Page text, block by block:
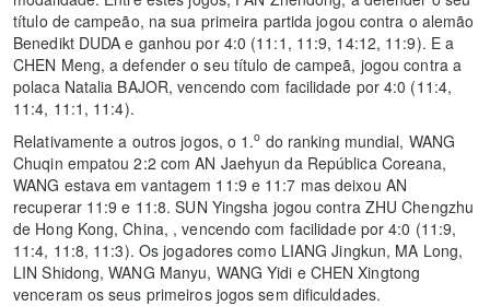
título de campeão, na sua primeira partida jogou contra o alemão
Benedikt DUDA e ganhou por 4:0 (11:1, 11:9, 14:12, 11:9). E a
CHEN Meng, a defender o seu título de campeã, jogou contra a
polaca Natalia BAJOR, vencendo com facilidade por 4:0 (11:4,
11:4, 11:1, 11:4).
Relativamente a outros jogos, o 1.o do ranking mundial, WANG
Chuqin empatou 2:2 com AN Jaehyun da República Coreana,
WANG estava em vantagem 11:9 e 11:7 mas deixou AN
recuperar 11:9 e 11:8. SUN Yingsha jogou contra ZHU Chengzhu
de Hong Kong, China, , vencendo com facilidade por 4:0 (11:9,
11:4, 11:8, 11:3). Os jogadores como LIANG Jingkun, MA Long,
LIN Shidong, WANG Manyu, WANG Yidi e CHEN Xingtong
venceram os seus primeiros jogos sem dificuldades.